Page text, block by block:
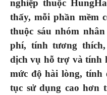
nghiệp thuộc
thấy, mỗi phần mềm
thuộc sáu nhóm
phí, tính tương
dịch vụ hỗ trợ và tính
mức độ hài lòng, tính
tục sử dụng cao hơn